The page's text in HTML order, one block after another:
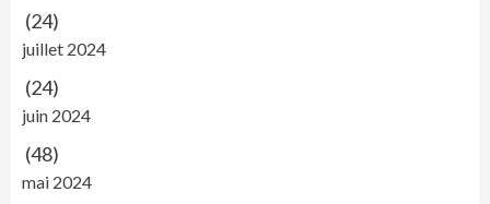
(24)
juillet 2024
(24)
juin 2024
(48)
mai 2024